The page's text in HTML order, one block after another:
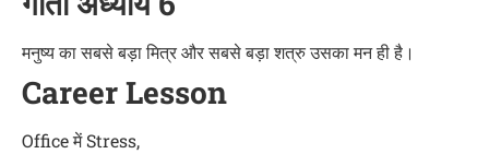
मनुष्य का सबसे बड़ा मित्र और सबसे बड़ा शत्रु उसका मन ही है।
Career Lesson
Office में Stress,